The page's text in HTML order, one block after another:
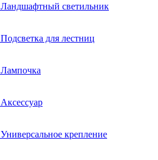
Ландшафтный светильник
Подсветка для лестниц
Лампочка
Аксессуар
Универсальное крепление